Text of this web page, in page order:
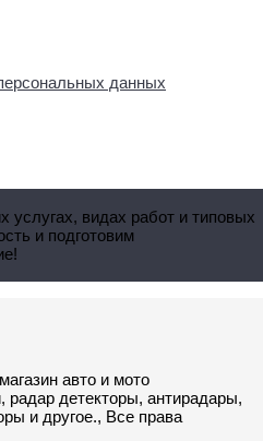
данных
видах работ и типовых
и подготовим
авто и мото
радар детекторы, антирадары,
и другое., Все права